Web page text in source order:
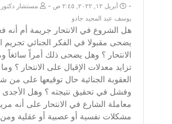
- أبريل ١٢, ٢٠٢٢, ٢:٤٥ ص -
مستشار
يوسف عبد المجيد جادو
هل الشروع في الانتحار جريمة أم أنه
يضحى مقبولا في الفكر الجنائي
الانتحار ؟ وهل يضحى ذلك أمراً سائغاً
تزايد معدلات الإقبال على الانتحار ؟
العقوبة الجنائية حال توقيعها على من
وفشل في تحقيق نتيجته ؟ وهل
معاملة الشارع في الانتحار على أنه
مشكلات نفسية أو عصبية أو عقلية